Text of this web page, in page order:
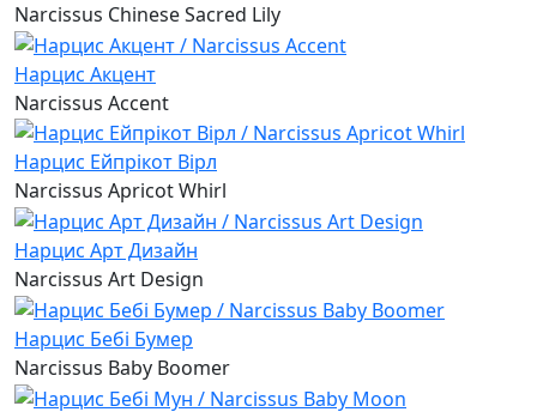
Narcissus Chinese Sacred Lily
Нарцис Акцент
Narcissus Accent
Нарцис Ейпрікот Вірл
Narcissus Apricot Whirl
Нарцис Арт Дизайн
Narcissus Art Design
Нарцис Бебі Бумер
Narcissus Baby Boomer